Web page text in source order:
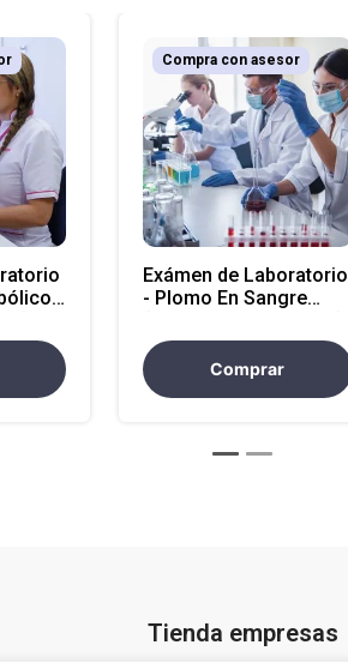
Exámen de Laboratorio
- Plomo En Sangre
Comprar
Compra con asesor
Tienda empresas